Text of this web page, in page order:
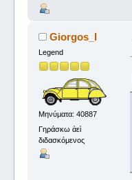
Giorgos_I
Legend
Μηνύματα: 40887
Γηράσκω ἀεὶ
διδασκόμενος